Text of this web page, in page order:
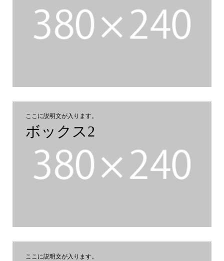
ここに説明文が入ります。
ボックス2
ここに説明文が入ります。